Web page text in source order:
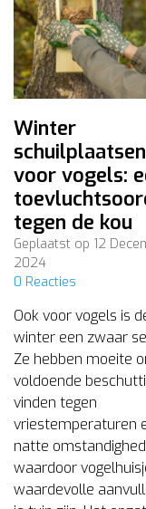
Winter
schuilplaatsen
voor vogels:
tegen de kou
Geplaatst op 12
2024
0 Reacties
Ook voor vogels is
winter een zwaar
Ze hebben moeite
voldoende
vinden tegen
vriestemperaturen
natte
waardoor
waardevolle